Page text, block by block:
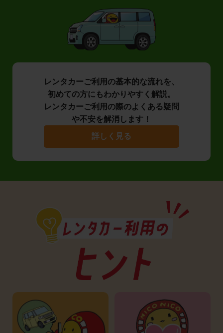
レンタカーご利用の基本的な流れを、
初めての方にもわかりやすく解説。
レンタカーご利用の際のよくある疑問
や不安を解消します！
詳しく見る